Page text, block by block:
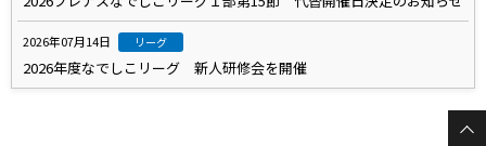
2026年07月14日 リーグ
2026年度なでしこリーグ 新人研修会を開催